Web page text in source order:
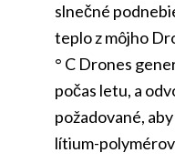
slnečné
teplo z môjho
° C Drones
počas letu, a
požadované,
lítium-